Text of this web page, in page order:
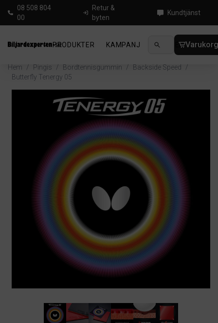
08 508 804
00
Retur &
byten
Kundtjänst
PRODUKTER KAMPANJ NYHETER
Hem / Pingis / Bordtennisgummin / Backside Speed
/
Butterfly Tenergy 05